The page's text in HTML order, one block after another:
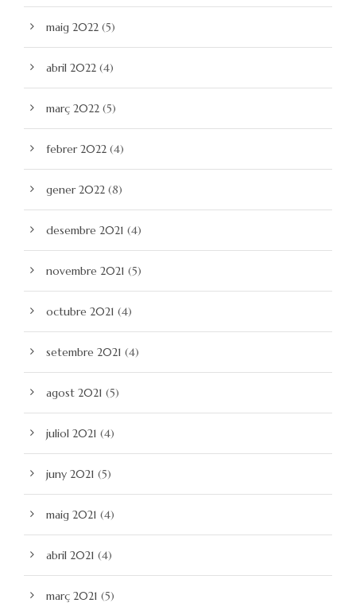
maig 2022 (5)
abril 2022 (4)
març 2022 (5)
febrer 2022 (4)
gener 2022 (8)
desembre 2021 (4)
novembre 2021 (5)
octubre 2021 (4)
setembre 2021 (4)
agost 2021 (5)
juliol 2021 (4)
juny 2021 (5)
maig 2021 (4)
abril 2021 (4)
març 2021 (5)